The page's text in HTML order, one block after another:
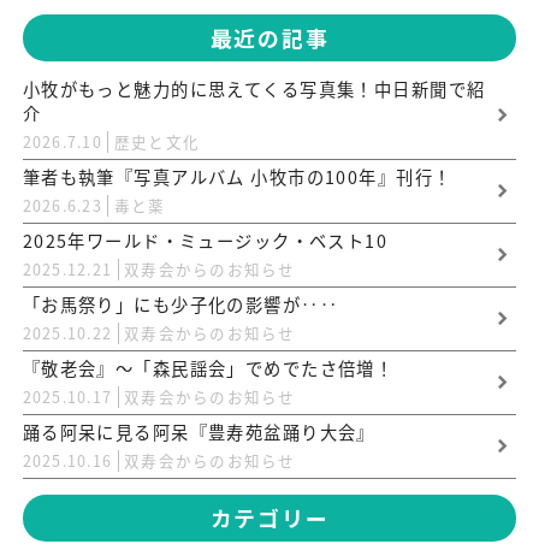
最近の記事
小牧がもっと魅力的に思えてくる写真集！中日新聞で紹
介
2026.7.10 歴史と文化
筆者も執筆『写真アルバム 小牧市の100年』刊行！
2026.6.23 毒と薬
2025年ワールド・ミュージック・ベスト10
2025.12.21 双寿会からのお知らせ
「お馬祭り」にも少子化の影響が‥‥
2025.10.22 双寿会からのお知らせ
『敬老会』〜「森民謡会」でめでたさ倍増！
2025.10.17 双寿会からのお知らせ
踊る阿呆に見る阿呆『豊寿苑盆踊り大会』
2025.10.16 双寿会からのお知らせ
カテゴリー